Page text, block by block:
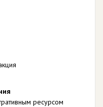
ресурсом